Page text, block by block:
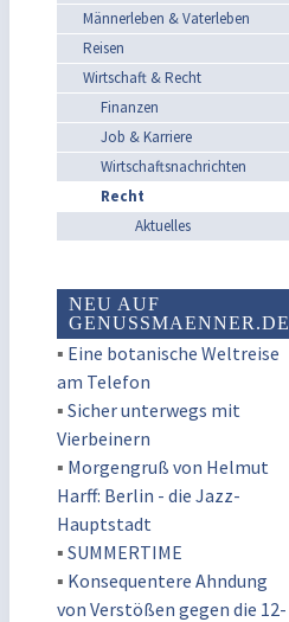
Männerleben & Vaterleben
Reisen
Wirtschaft & Recht
Finanzen
Job & Karriere
Wirtschaftsnachrichten
Recht
Aktuelles
NEU AUF
GENUSSMAENNER.DE
▪ Eine botanische Weltreise
am Telefon
▪ Sicher unterwegs mit
Vierbeinern
▪ Morgengruß von Helmut
Harff: Berlin - die Jazz-
Hauptstadt
▪ SUMMERTIME
▪ Konsequentere Ahndung
von Verstößen gegen die 12-